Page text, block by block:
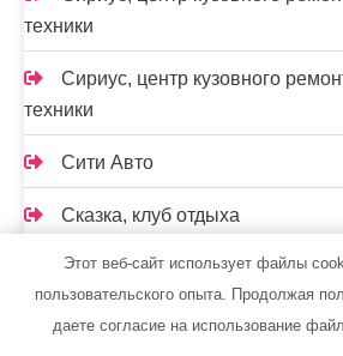
техники
Сириус, центр кузовного
техники
Сити Авто
Сказка, клуб отдыха
Скиф, автомойка
Скиф, автомойка
Этот веб-сайт использует файлы
пользовательского опыта. Продолжая
даете согласие на использование